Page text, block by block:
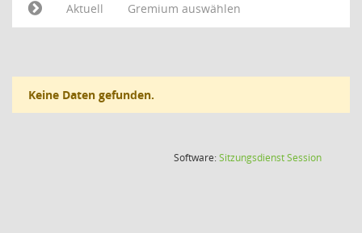
Aktuell
Gremium auswählen
Keine Daten gefunden.
Software:SitzungsdienstSession(Wird in